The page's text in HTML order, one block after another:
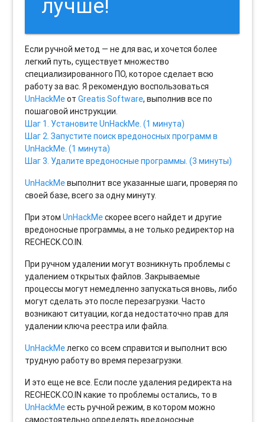
лучше!
Если ручной метод — не для вас, и хочется более
легкий путь, существует множество
специализированного ПО, которое сделает всю
работу за вас. Я рекомендую воспользоваться
UnHackMeотGreatis Software, выполнив все по
пошаговой инструкции.
Шаг 1. Установите UnHackMe. (1 минута)
Шаг 2. Запустите поиск вредоносных программ в
UnHackMe. (1 минута)
Шаг 3. Удалите вредоносные программы. (3 минуты)
UnHackMeвыполнит все указанные шаги, проверяя по
своей базе, всего за одну минуту.
При этомUnHackMeскорее всего найдет и другие
вредоносные программы, а не только редиректор на
RECHECK.CO.IN.
При ручном удалении могут возникнуть проблемы с
удалением открытых файлов. Закрываемые
процессы могут немедленно запускаться вновь, либо
могут сделать это после перезагрузки. Часто
возникают ситуации, когда недостаточно прав для
удалении ключа реестра или файла.
UnHackMeлегко со всем справится и выполнит всю
трудную работу во время перезагрузки.
И это еще не все. Если после удаления редиректа на
RECHECK.CO.IN какие то проблемы остались, то в
UnHackMeесть ручной режим, в котором можно
самостоятельно определять вредоносные